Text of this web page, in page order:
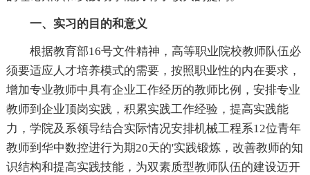
一、实习的目的和意义
根据教育部16号文件精神，高等职业院校教师队伍必
须要适应人才培养模式的需要，按照职业性的内在要求，
增加专业教师中具有企业工作经历的教师比例，安排专业
教师到企业顶岗实践，积累实践工作经验，提高实践能
力，学院及系领导结合实际情况安排机械工程系12位青年
教师到华中数控进行为期20天的'实践锻炼，改善教师的知
识结构和提高实践技能，为双素质型教师队伍的建设迈开